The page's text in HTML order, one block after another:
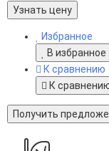
Узнать цену
Избранное
В избранное
К сравнению
К
Получить